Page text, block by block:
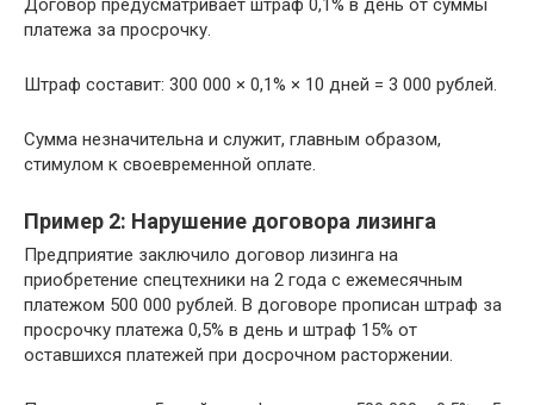
Договор предусматривает штраф 0,1% в день от суммы
платежа за просрочку.
Штраф составит: 300 000 × 0,1% × 10 дней = 3 000 рублей.
Сумма незначительна и служит, главным образом,
стимулом к своевременной оплате.
Пример 2: Нарушение договора лизинга
Предприятие заключило договор лизинга на
приобретение спецтехники на 2 года с ежемесячным
платежом 500 000 рублей. В договоре прописан штраф за
просрочку платежа 0,5% в день и штраф 15% от
оставшихся платежей при досрочном расторжении.